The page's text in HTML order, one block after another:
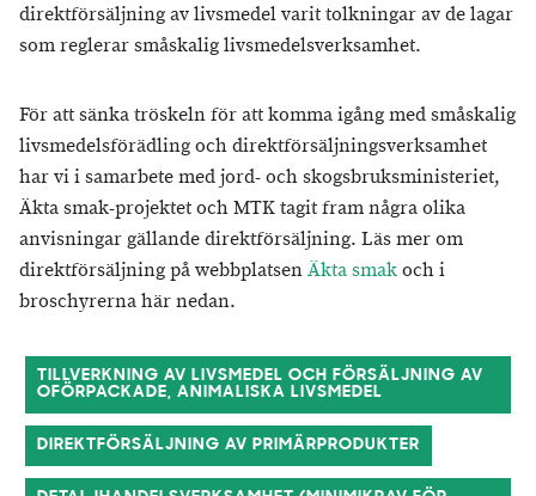
direktförsäljning av livsmedel varit tolkningar av de lagar
som reglerar småskalig livsmedelsverksamhet.
För att sänka tröskeln för att komma igång med småskalig
livsmedelsförädling och direktförsäljningsverksamhet
har vi i samarbete med jord- och skogsbruksministeriet,
Äkta smak-projektet och MTK tagit fram några olika
anvisningar gällande direktförsäljning. Läs mer om
direktförsäljning på webbplatsenÄkta smakoch i
broschyrerna här nedan.
TILLVERKNING AV LIVSMEDEL OCH FÖRSÄLJNING AV
OFÖRPACKADE, ANIMALISKA LIVSMEDEL
DIREKTFÖRSÄLJNING AV PRIMÄRPRODUKTER